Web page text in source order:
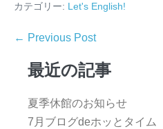
カテゴリー: Let's English!
← Previous Post
最近の記事
夏季休館のお知らせ
7月ブログdeホッとタイム